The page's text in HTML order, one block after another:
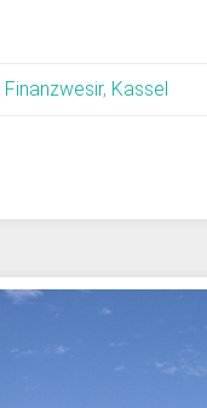
Finanzwesir, Kassel